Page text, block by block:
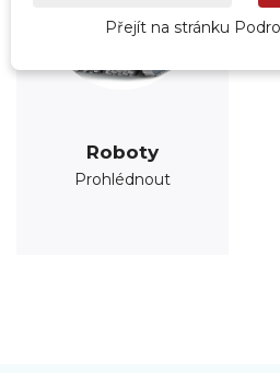
Roboty
Prohlédnout
Přejít na stránku